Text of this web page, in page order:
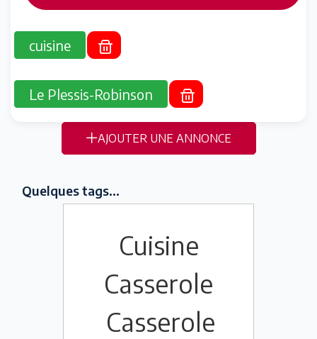
cuisine
Le Plessis-Robinson
AJOUTER UNE ANNONCE
Quelques tags...
Cuisine
Casserole
Casserole